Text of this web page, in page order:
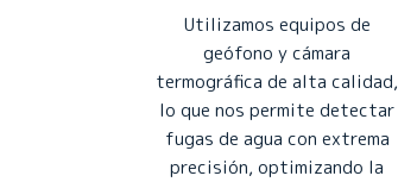
Utilizamos equipos de
geófono y cámara
termográfica de alta calidad,
lo que nos permite detectar
fugas de agua con extrema
precisión, optimizando la